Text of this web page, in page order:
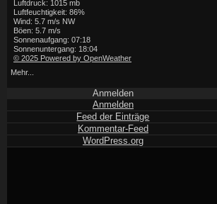
Luftdruck: 1015 mb
Luftfeuchtigkeit: 86%
Wind: 5.7 m/s NW
Böen: 5.7 m/s
Sonnenaufgang: 07:18
Sonnenuntergang: 18:04
© 2025 Powered by OpenWeather
Mehr...
Anmelden
Anmelden
Feed der Einträge
Kommentar-Feed
WordPress.org